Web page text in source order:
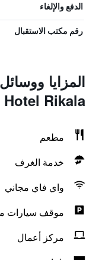
الدفع والإلغاء
رقم مكتب الاستقبال
Rikala
مطعم
خدمة الغرف
واي فاي مجاني
موقف سيارات
مركز أعمال